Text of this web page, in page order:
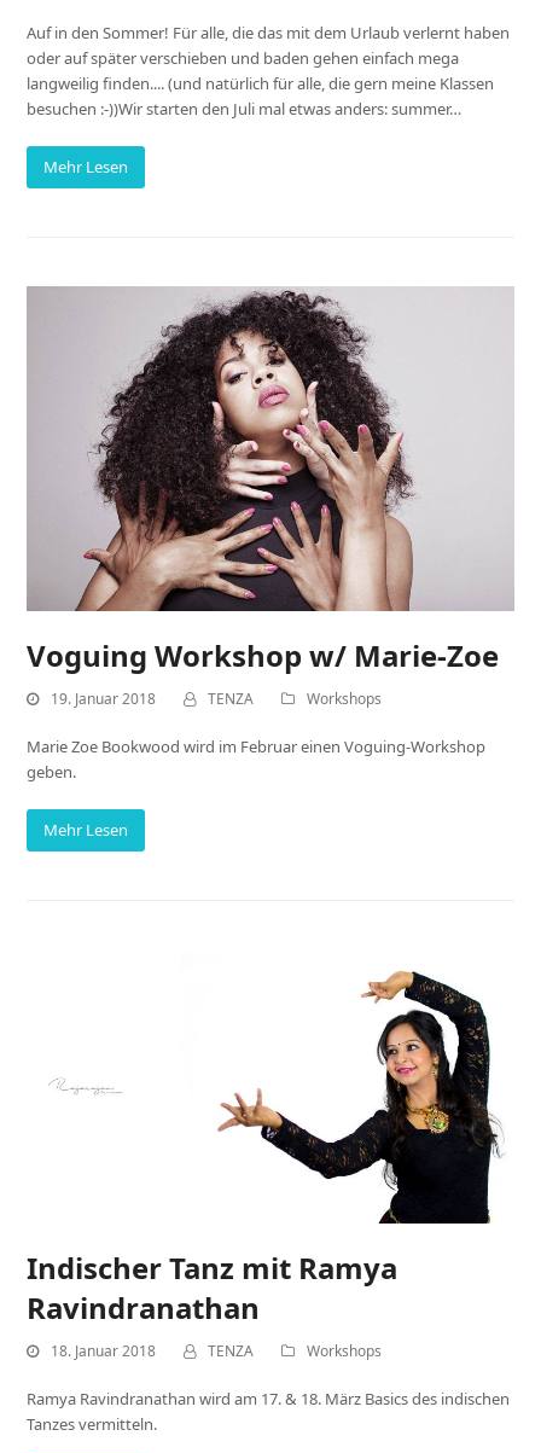
Auf in den Sommer! Für alle, die das mit dem Urlaub verlernt haben
oder auf später verschieben und baden gehen einfach mega
langweilig finden.... (und natürlich für alle, die gern meine Klassen
besuchen :-))Wir starten den Juli mal etwas anders: summer…
Mehr Lesen
Voguing Workshop w/ Marie-Zoe
19. Januar 2018 TENZA Workshops
Marie Zoe Bookwood wird im Februar einen Voguing-Workshop
geben.
Mehr Lesen
Indischer Tanz mit Ramya
Ravindranathan
18. Januar 2018 TENZA Workshops
Ramya Ravindranathan wird am 17. & 18. März Basics des indischen
Tanzes vermitteln.